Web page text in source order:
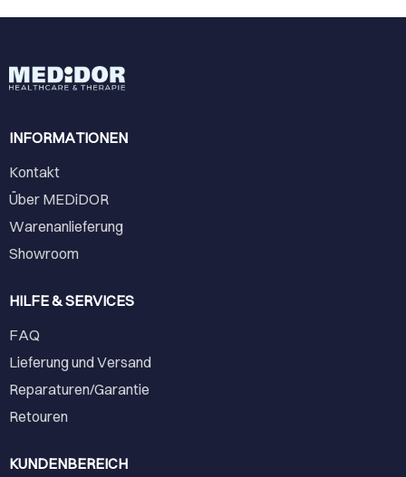
INFORMATIONEN
Kontakt
Über MEDiDOR
Warenanlieferung
Showroom
HILFE & SERVICES
FAQ
Lieferung und Versand
Reparaturen/Garantie
Retouren
KUNDENBEREICH